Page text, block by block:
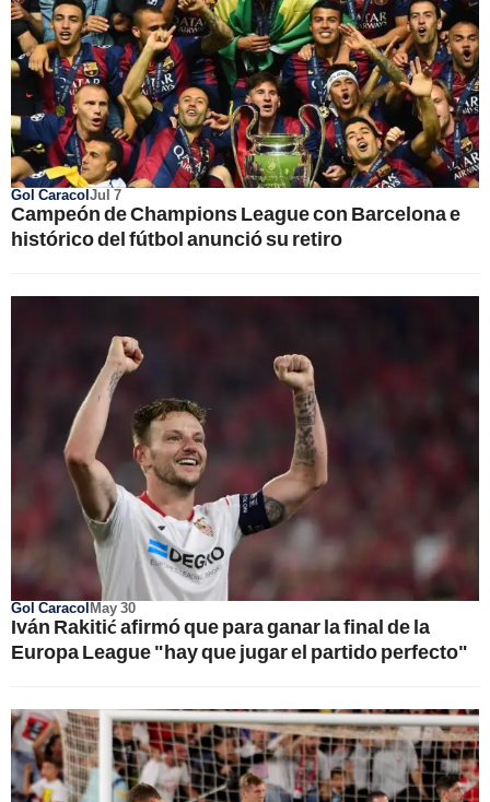
Gol CaracolJul 7
Campeón de Champions League con Barcelona e
histórico del fútbol anunció su retiro
Gol CaracolMay 30
Iván Rakitić afirmó que para ganar la final de la
Europa League "hay que jugar el partido perfecto"